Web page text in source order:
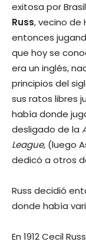
exitosa por
Russ, vecino de
entonces
que hoy se
era un inglés,
principios del
sus ratos libres
había donde
desligado de la
League, (luego
dedicó a otros
Russ decidió
donde había
En 1912 Cecil